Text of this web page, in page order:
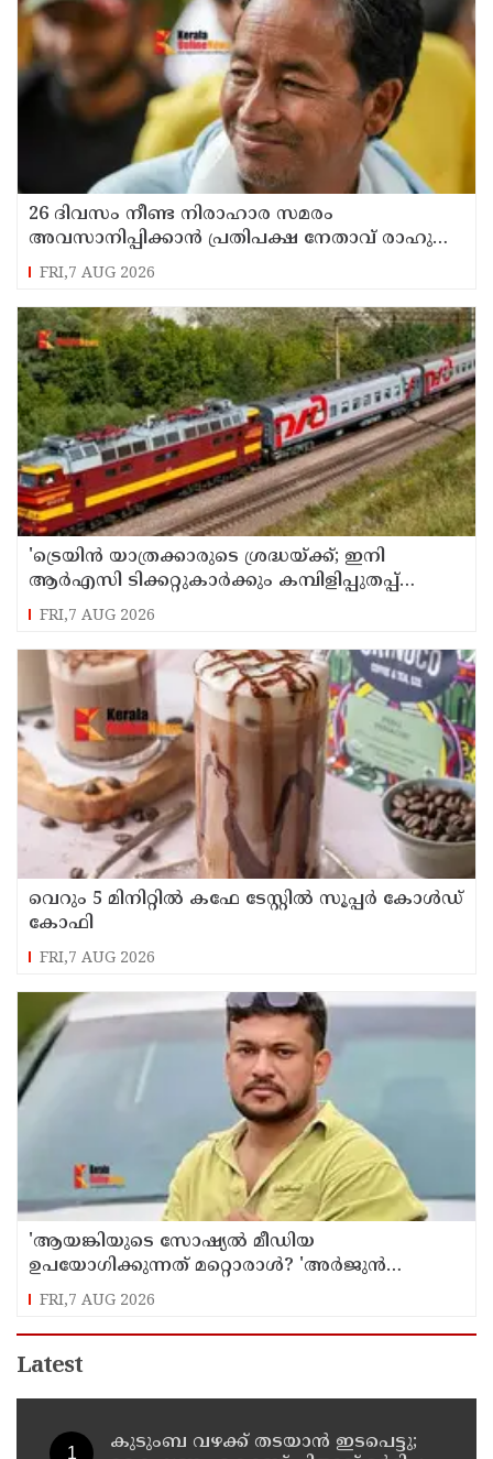
26 ദിവസം നീണ്ട നിരാഹാര സമരം
അവസാനിപ്പിക്കാൻ പ്രതിപക്ഷ നേതാവ് രാഹുൽ
ഗാന്ധിയുടെ സഹായം തേടിയിരുന്നു ; സോനം
വാങ്ചുക്
FRI,7 AUG 2026
'ട്രെയിൻ യാത്രക്കാരുടെ ശ്രദ്ധയ്ക്ക്‌; ഇനി
ആർഎസി ടിക്കറ്റുകാർക്കും കമ്പിളിപ്പുതപ്പ്
ലഭിക്കും
FRI,7 AUG 2026
വെറും 5 മിനിറ്റിൽ കഫേ ടേസ്റ്റിൽ സൂപ്പർ കോൾഡ്
കോഫി
FRI,7 AUG 2026
'ആയങ്കിയുടെ സോഷ്യൽ മീഡിയ
ഉപയോഗിക്കുന്നത് മറ്റൊരാൾ? 'അർജുൻ
ആയങ്കിയെ പൂട്ടാനൊരുങ്ങി പൊലീസ്';
കൊച്ചിയിൽ വ്യാപക പരിശോധന
FRI,7 AUG 2026
Latest
കുടുംബ വഴക്ക് തടയാന്‍ ഇടപെട്ടു;